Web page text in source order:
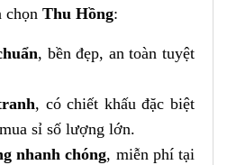
chọn Thu Hồng:
, bền đẹp, an toàn tuyệt
, có chiết khấu đặc biệt
sỉ số lượng lớn.
nhanh chóng, miễn phí tại